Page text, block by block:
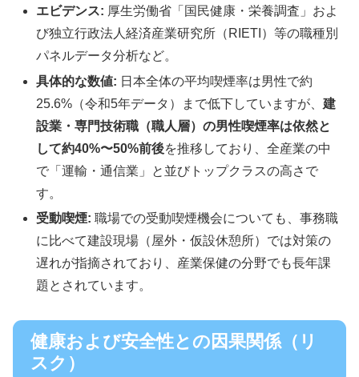
エビデンス: 厚生労働省「国民健康・栄養調査」およ
び独立行政法人経済産業研究所（RIETI）等の職種別
パネルデータ分析など。
具体的な数値: 日本全体の平均喫煙率は男性で約
25.6%（令和5年データ）まで低下していますが、建
設業・専門技術職（職人層）の男性喫煙率は依然と
して約40%〜50%前後を推移しており、全産業の中
で「運輸・通信業」と並びトップクラスの高さで
す。
受動喫煙: 職場での受動喫煙機会についても、事務職
に比べて建設現場（屋外・仮設休憩所）では対策の
遅れが指摘されており、産業保健の分野でも長年課
題とされています。
健康および安全性との因果関係（リ
スク）